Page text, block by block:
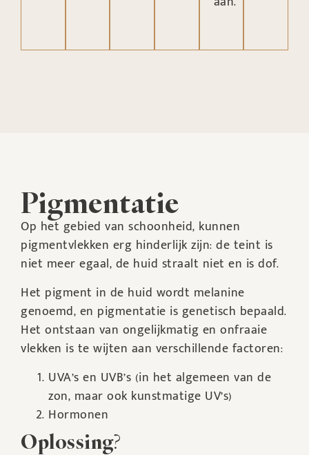
Pigmentatie
Op het gebied van schoonheid, kunnen
pigmentvlekken erg hinderlijk zijn: de teint is
niet meer egaal, de huid straalt niet en is dof.
Het pigment in de huid wordt melanine
genoemd, en pigmentatie is genetisch bepaald.
Het ontstaan van ongelijkmatig en onfraaie
vlekken is te wijten aan verschillende factoren:
UVA’s en UVB’s (in het algemeen van de
zon, maar ook kunstmatige UV’s)
Hormonen
Oplossing?